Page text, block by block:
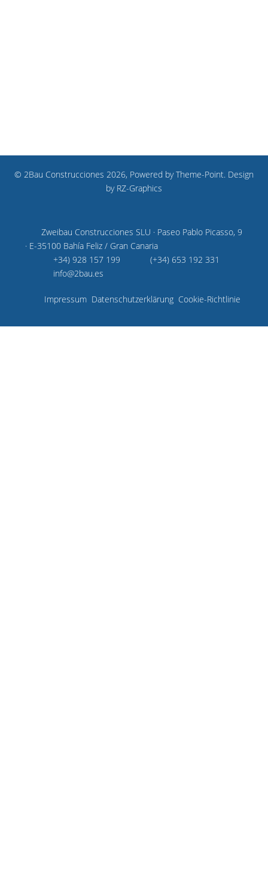
© 2Bau Construcciones 2026, Powered byTheme-Point. Design
by RZ-Graphics
Zweibau Construcciones SLU · Paseo Pablo Picasso, 9
· E-35100 Bahía Feliz / Gran Canaria
+34) 928 157 199
(+34) 653 192 331
info@2bau.es
Impressum Datenschutzerklärung Cookie-Richtlinie